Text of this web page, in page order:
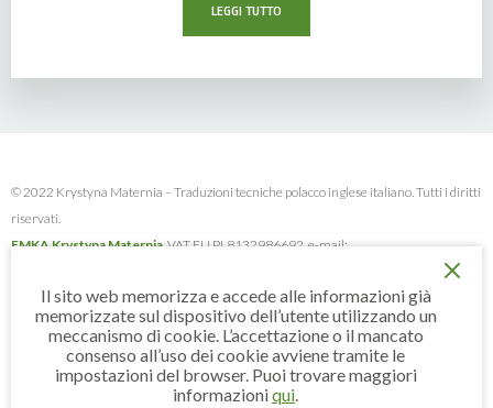
LEGGI TUTTO
© 2022 Krystyna Maternia – Traduzioni tecniche polacco inglese italiano. Tutti i diritti
riservati.
EMKA Krystyna Maternia , VAT EU PL8132986692, e-mail:
Informativa sulla privacy
Termini
Progettazione e implementazione del sito:Eager Dots
Il sito web memorizza e accede alle informazioni già
memorizzate sul dispositivo dell’utente utilizzando un
meccanismo di cookie. L’accettazione o il mancato
consenso all’uso dei cookie avviene tramite le
impostazioni del browser. Puoi trovare maggiori
informazioniqui.